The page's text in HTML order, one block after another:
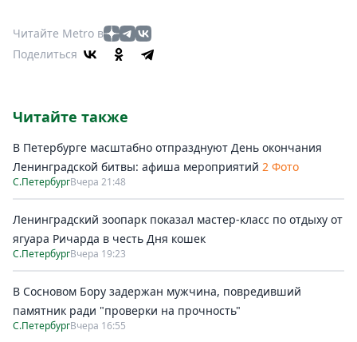
Читайте Metro в
Поделиться
Читайте также
В Петербурге масштабно отпразднуют День окончания
Ленинградской битвы: афиша мероприятий 2 Фото
С.ПетербургВчера 21:48
Ленинградский зоопарк показал мастер-класс по отдыху от
ягуара Ричарда в честь Дня кошек
С.ПетербургВчера 19:23
В Сосновом Бору задержан мужчина, повредивший
памятник ради "проверки на прочность"
С.ПетербургВчера 16:55